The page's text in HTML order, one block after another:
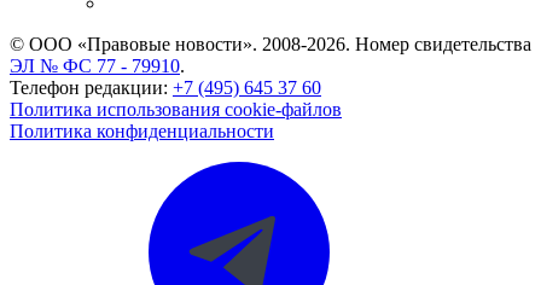
© ООО «Правовые новости». 2008-2026. Номер свидетельства
ЭЛ № ФС 77 - 79910.
Телефон редакции: +7 (495) 645 37 60
Политика использования cookie-файлов
Политика конфиденциальности